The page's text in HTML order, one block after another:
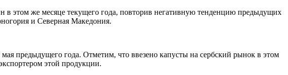
в этом же месяце текущего года, повторив негативную тенденцию предыдущих
и Северная Македония.
предыдущего года. Отметим, что ввезено капусты на сербский рынок в этом
этой продукции.